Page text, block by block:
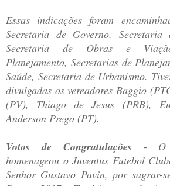
Essas indicações foram
Secretaria de Governo, Secretaria
Secretaria de Obras e
Planejamento, Secretarias de
Saúde, Secretaria de Urbanismo.
divulgadas os vereadores Baggio
(PV), Thiago de Jesus (PRB),
Anderson Prego (PT).
Votos de Congratulações - O
homenageou o Juventus Futebol
Senhor Gustavo Pavin, por sagrar-